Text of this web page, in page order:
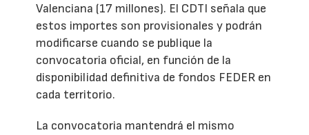
Valenciana (17 millones). El CDTI señala que
estos importes son provisionales y podrán
modificarse cuando se publique la
convocatoria oficial, en función de la
disponibilidad definitiva de fondos FEDER en
cada territorio.
La convocatoria mantendrá el mismo